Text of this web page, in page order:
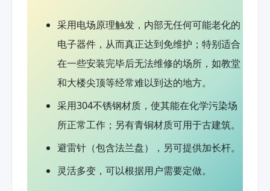
采用电场原理触发，内部无任何可能老化的
电子器件，从而真正达到免维护；特别适合
在一些安装完毕后无法维修的场所，如教堂
和大楼尖顶等经常难以到达的地方。
采用304不锈钢材质，使其能在化学污染场
所正常工作；另有青铜材质可用于古建筑。
避雷针（包含法兰盘），另可提供加长杆。
灵活多变，可以根据用户需要定做。